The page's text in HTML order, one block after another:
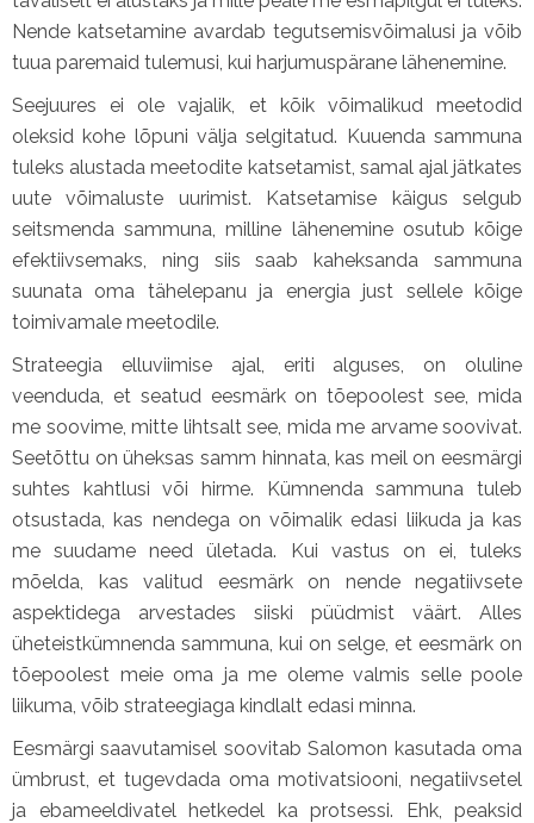
Nende katsetamine avardab tegutsemisvõimalusi ja võib
tuua paremaid tulemusi, kui harjumuspärane lähenemine.
Seejuures ei ole vajalik, et kõik võimalikud meetodid
oleksid kohe lõpuni välja selgitatud. Kuuenda sammuna
tuleks alustada meetodite katsetamist, samal ajal jätkates
uute võimaluste uurimist. Katsetamise käigus selgub
seitsmenda sammuna, milline lähenemine osutub kõige
efektiivsemaks, ning siis saab kaheksanda sammuna
suunata oma tähelepanu ja energia just sellele kõige
toimivamale meetodile.
Strateegia elluviimise ajal, eriti alguses, on oluline
veenduda, et seatud eesmärk on tõepoolest see, mida
me soovime, mitte lihtsalt see, mida me arvame soovivat.
Seetõttu on üheksas samm hinnata, kas meil on eesmärgi
suhtes kahtlusi või hirme. Kümnenda sammuna tuleb
otsustada, kas nendega on võimalik edasi liikuda ja kas
me suudame need ületada. Kui vastus on ei, tuleks
mõelda, kas valitud eesmärk on nende negatiivsete
aspektidega arvestades siiski püüdmist väärt. Alles
üheteistkümnenda sammuna, kui on selge, et eesmärk on
tõepoolest meie oma ja me oleme valmis selle poole
liikuma, võib strateegiaga kindlalt edasi minna.
Eesmärgi saavutamisel soovitab Salomon kasutada oma
ümbrust, et tugevdada oma motivatsiooni, negatiivsetel
ja ebameeldivatel hetkedel ka protsessi. Ehk, peaksid